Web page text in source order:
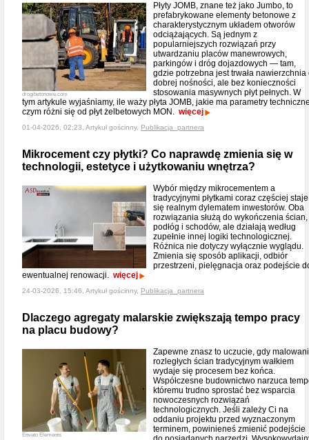
drogibetonowe.com
Płyty JOMB, znane też jako Jumbo, to
prefabrykowane elementy betonowe z
charakterystycznym układem otworów
odciążających. Są jednym z
popularniejszych rozwiązań przy
utwardzaniu placów manewrowych,
parkingów i dróg dojazdowych — tam,
gdzie potrzebna jest trwała nawierzchnia
dobrej nośności, ale bez konieczności
stosowania masywnych płyt pełnych. W
tym artykule wyjaśniamy, ile waży płyta JOMB, jakie ma parametry
czym różni się od płyt żelbetowych MON. więcej
01-04-2026, 02:23, Artykuł gościnny, Publikacja_partnera
Mikrocement czy płytki? Co naprawdę zmienia się w
technologii, estetyce i użytkowaniu wnętrza?
Wybór między mikrocementem a
tradycyjnymi płytkami coraz częściej staje
się realnym dylematem inwestorów. Oba
rozwiązania służą do wykończenia ścian,
podłóg i schodów, ale działają według
zupełnie innej logiki technologicznej.
Różnica nie dotyczy wyłącznie wyglądu.
Zmienia się sposób aplikacji, odbiór
przestrzeni, pielęgnacja oraz podejście
ewentualnej renowacji. więcej
24-03-2026, 15:46, Artykuł gościnny, Publikacja_partnera
Dlaczego agregaty malarskie zwiększają tempo pracy
na placu budowy?
Envato Elements
Zapewne znasz to uczucie, gdy
rozległych ścian tradycyjnym wałkiem
wydaje się procesem bez końca.
Współczesne budownictwo narzuca
któremu trudno sprostać bez wsparcia
nowoczesnych rozwiązań
technologicznych. Jeśli zależy Ci na
oddaniu projektu przed wyznaczonym
terminem, powinieneś zmienić podejście